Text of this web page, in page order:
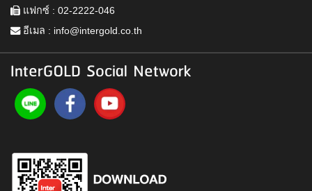
แฟกซ์ : 02-2222-046
อีเมล : info@intergold.co.th
InterGOLD Social Network